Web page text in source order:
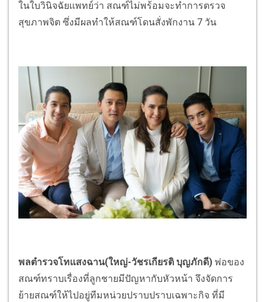
ในใบวินิจฉัยแพทย์ว่า สณฑ์ไม่พร้อมจะทำการตรวจ
สุขภาพจิต ซึ่งมีผลทำให้สณฑ์โดนสั่งพักงาน 7 วัน
พลตำรวจโทแสงฉาน(ใหญ่-วัชรเกียรติ บุญภักดี) พ่อของ
สณฑ์ทราบเรื่องที่ลูกชายมีปัญหากับหัวหน้า จึงจัดการ
ย้ายสณฑ์ให้ไปอยู่ทีมหน่วยปราบปราบเฉพาะกิจ ที่มี